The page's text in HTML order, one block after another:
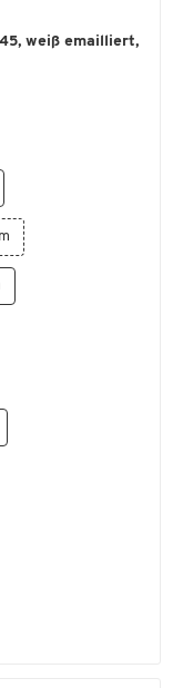
weiß emailliert,